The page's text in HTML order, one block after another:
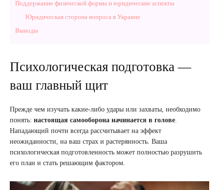
Поддержание физической формы и юридические аспекты
Юридическая сторона вопроса в Украине
Выводы
Психологическая подготовка —
ваш главный щит
Прежде чем изучать какие-либо удары или захваты, необходимо
понять: настоящая самооборона начинается в голове
Нападающий почти всегда рассчитывает на эффект
неожиданности, на ваш страх и растерянность. Ваша
психологическая подготовленность может полностью разрушить
его план и стать решающим фактором.